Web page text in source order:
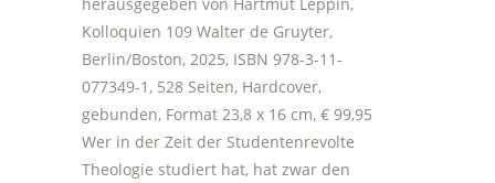
Kolloquien 109 Walter de Gruyter,
Berlin/Boston, 2025, ISBN 978-3-11-
077349-1, 528 Seiten, Hardcover,
gebunden, Format 23,8 x 16 cm, € 99,95
Wer in der Zeit der Studentenrevolte
Theologie studiert hat, hat zwar den